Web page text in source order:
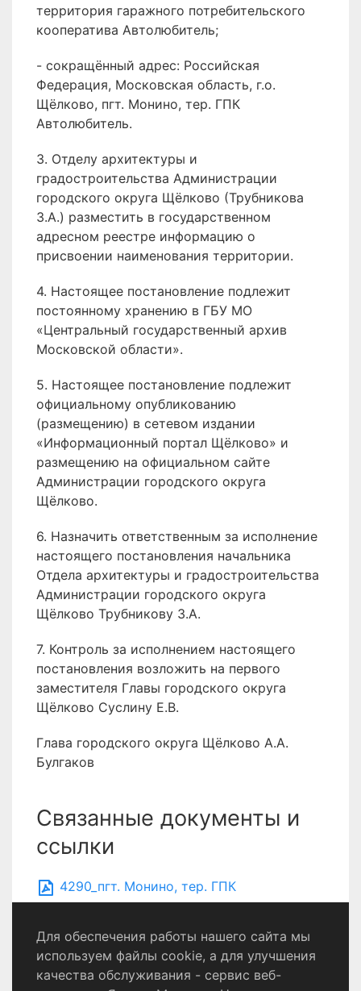
территория гаражного потребительского
кооператива Автолюбитель;
- сокращённый адрес: Российская
Федерация, Московская область, г.о.
Щёлково, пгт. Монино, тер. ГПК
Автолюбитель.
3. Отделу архитектуры и
градостроительства Администрации
городского округа Щёлково (Трубникова
З.А.) разместить в государственном
адресном реестре информацию о
присвоении наименования территории.
4. Настоящее постановление подлежит
постоянному хранению в ГБУ МО
«Центральный государственный архив
Московской области».
5. Настоящее постановление подлежит
официальному опубликованию
(размещению) в сетевом издании
«Информационный портал Щёлково» и
размещению на официальном сайте
Администрации городского округа
Щёлково.
6. Назначить ответственным за исполнение
настоящего постановления начальника
Отдела архитектуры и градостроительства
Администрации городского округа
Щёлково Трубникову З.А.
7. Контроль за исполнением настоящего
постановления возложить на первого
заместителя Главы городского округа
Щёлково Суслину Е.В.
Глава городского округа Щёлково А.А.
Булгаков
Связанные документы и
ссылки
4290_пгт. Монино, тер. ГПК
Автолюбитель
Политика конфиденциальности
Для обеспечения работы нашего сайта мы
используем файлы cookie, а для улучшения
качества обслуживания - сервис веб-